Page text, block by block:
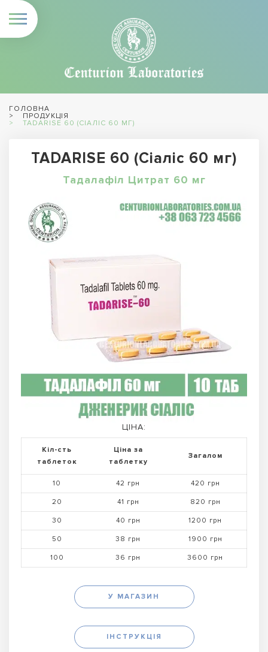
ГОЛОВНА
ПРОДУКЦІЯ
TADARISE 60 (СІАЛІС 60 МГ)
TADARISE 60 (Сіаліс 60 мг)
Тадалафіл Цитрат 60 мг
ЦІНА:
Кіл-сть
таблеток
Ціна за
таблетку
Загалом
10 42 грн 420 грн
20 41 грн 820 грн
30 40 грн 1200 грн
50 38 грн 1900 грн
100 36 грн 3600 грн
У МАГАЗИН
ІНСТРУКЦІЯ